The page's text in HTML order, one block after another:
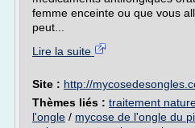
femme enceinte ou que vous
peut...
Lire la suite
Site : http://
Thèmes liés : traitement
l'ongle / mycose de l'ongle du